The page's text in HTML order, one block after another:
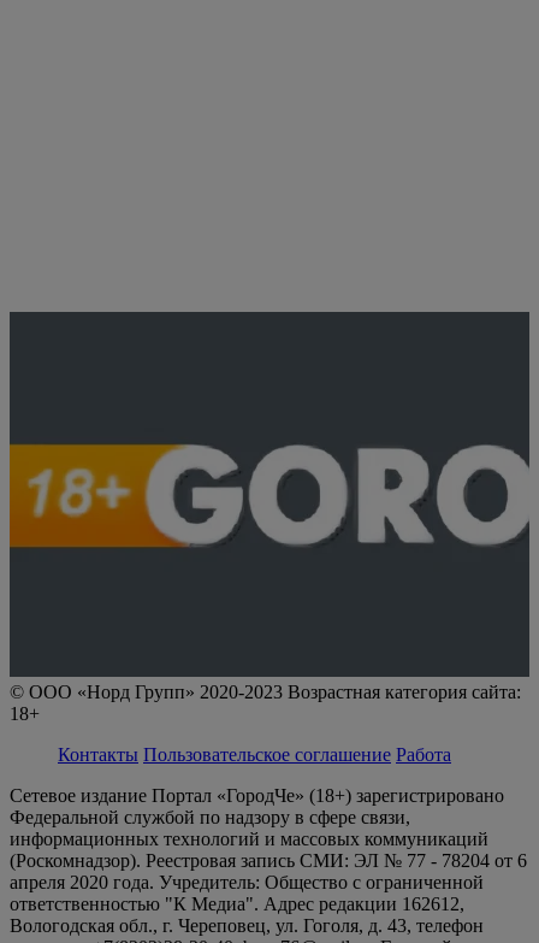
© ООО «Норд Групп» 2020-2023 Возрастная категория сайта:
18+
Контакты Пользовательское соглашение Работа
Сетевое издание Портал «ГородЧе» (18+) зарегистрировано
Федеральной службой по надзору в сфере связи,
информационных технологий и массовых коммуникаций
(Роскомнадзор). Реестровая запись СМИ: ЭЛ № 77 - 78204 от 6
апреля 2020 года. Учредитель: Общество с ограниченной
ответственностью "К Медиа". Адрес редакции 162612,
Вологодская обл., г. Череповец, ул. Гоголя, д. 43, телефон